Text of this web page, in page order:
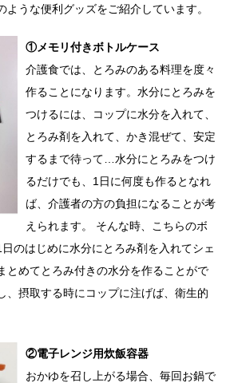
うな便利グッズをご紹介しています。
①メモリ付きボトルケース
介護食では、とろみのある料理を度々
作ることになります。水分にとろみを
つけるには、コップに水分を入れて、
とろみ剤を入れて、かき混ぜて、安定
するまで待って…水分にとろみをつけ
るだけでも、1日に何度も作るとなれ
ば、介護者の方の負担になることが考
えられます。 そんな時、こちらのボ
のはじめに水分にとろみ剤を入れてシェ
とめてとろみ付きの水分を作ることがで
、摂取する時にコップに注げば、衛生的
②電子レンジ用炊飯容器
おかゆを召し上がる場合、毎回お鍋で